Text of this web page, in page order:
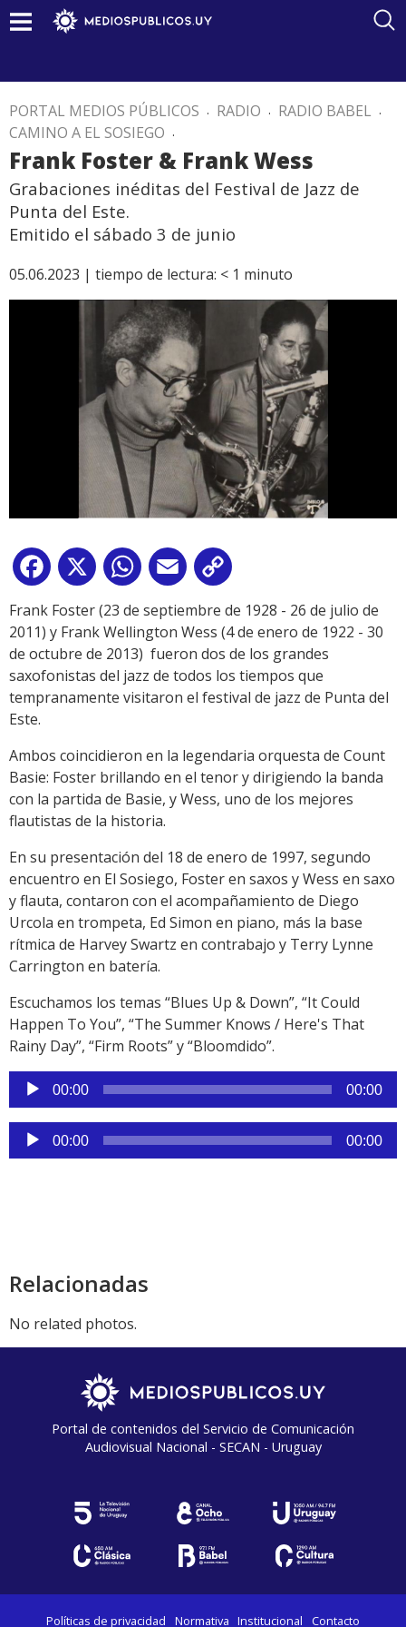
PORTAL MEDIOS PÚBLICOS . RADIO . RADIO BABEL .
CAMINO A EL SOSIEGO .
Frank Foster & Frank Wess
Grabaciones inéditas del Festival de Jazz de
Punta del Este.
Emitido el sábado 3 de junio
05.06.2023 | tiempo de lectura: < 1 minuto
Facebook
X WhatsApp
Email
Link
Frank Foster (23 de septiembre de 1928 - 26 de julio de
2011) y Frank Wellington Wess (4 de enero de 1922 - 30
de octubre de 2013) fueron dos de los grandes
saxofonistas del jazz de todos los tiempos que
tempranamente visitaron el festival de jazz de Punta del
Este.
Ambos coincidieron en la legendaria orquesta de Count
Basie: Foster brillando en el tenor y dirigiendo la banda
con la partida de Basie, y Wess, uno de los mejores
flautistas de la historia.
En su presentación del 18 de enero de 1997, segundo
encuentro en El Sosiego, Foster en saxos y Wess en saxo
y flauta, contaron con el acompañamiento de Diego
Urcola en trompeta, Ed Simon en piano, más la base
rítmica de Harvey Swartz en contrabajo y Terry Lynne
Carrington en batería.
Escuchamos los temas “Blues Up & Down”, “It Could
Happen To You”, “The Summer Knows / Here's That
Rainy Day”, “Firm Roots” y “Bloomdido”.
Reproductor
de
audio
00:00 00:00
Reproductor
de
00:00 00:00
Relacionadas
No related photos.
Portal de contenidos del Servicio de Comunicación
Audiovisual Nacional - SECAN - Uruguay
Políticas de privacidad Normativa Institucional Contacto